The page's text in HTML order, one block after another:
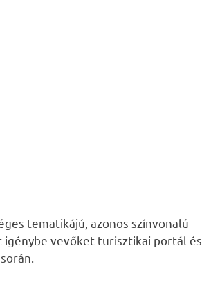
tematikájú, azonos színvonalú
vevőket turisztikai portál és